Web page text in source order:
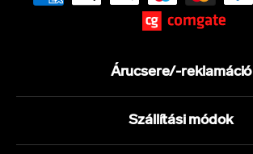
Árucsere/-reklamáció
Szállítási módok